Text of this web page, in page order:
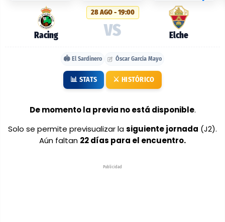
Racing
Racing
28 AGO - 19:00
VS Elche
🏟️ El Sardinero Óscar García Mayo
📊 STATS ⚔️ HISTÓRICO
De momento la previa no está disponible.
Solo se permite previsualizar lasiguiente jornada (J2).
Aún faltan 22 días para el encuentro.
Publicidad